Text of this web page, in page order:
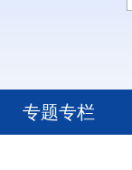
专题专栏